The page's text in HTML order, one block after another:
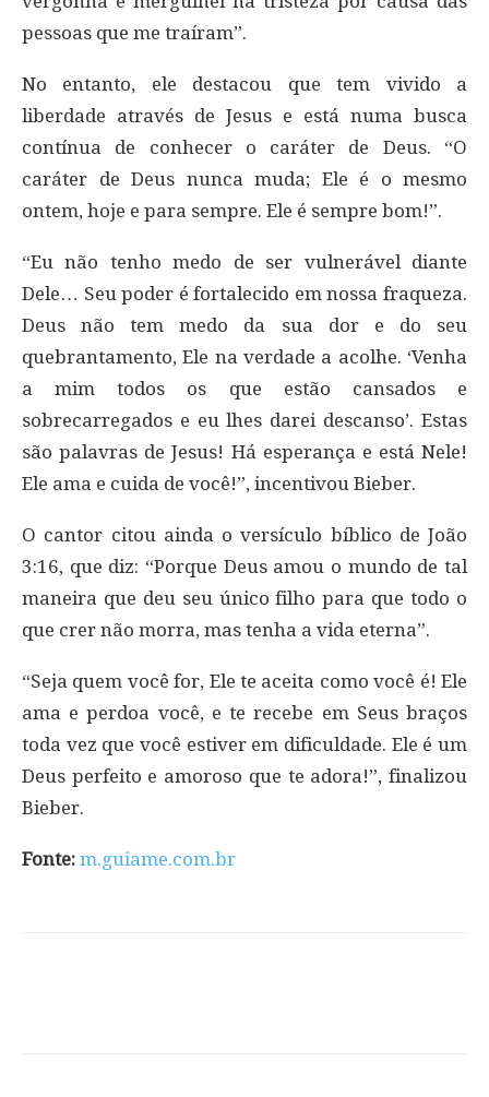
pessoas que me traíram”.
No entanto, ele destacou que tem vivido a
liberdade através de Jesus e está numa busca
contínua de conhecer o caráter de Deus. “O
caráter de Deus nunca muda; Ele é o mesmo
ontem, hoje e para sempre. Ele é sempre bom!”.
“Eu não tenho medo de ser vulnerável diante
Dele… Seu poder é fortalecido em nossa fraqueza.
Deus não tem medo da sua dor e do seu
quebrantamento, Ele na verdade a acolhe. ‘Venha
a mim todos os que estão cansados ​​e
sobrecarregados e eu lhes darei descanso’. Estas
são palavras de Jesus! Há esperança e está Nele!
Ele ama e cuida de você!”, incentivou Bieber.
O cantor citou ainda o versículo bíblico de João
3:16, que diz: “Porque Deus amou o mundo de tal
maneira que deu seu único filho para que todo o
que crer não morra, mas tenha a vida eterna”.
“Seja quem você for, Ele te aceita como você é! Ele
ama e perdoa você, e te recebe em Seus braços
toda vez que você estiver em dificuldade. Ele é um
Deus perfeito e amoroso que te adora!”, finalizou
Bieber.
Fonte: m.guiame.com.br